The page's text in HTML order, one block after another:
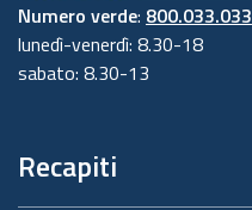
Numero verde: 800.033.033
lunedì-venerdì: 8.30-18
sabato: 8.30-13
Recapiti